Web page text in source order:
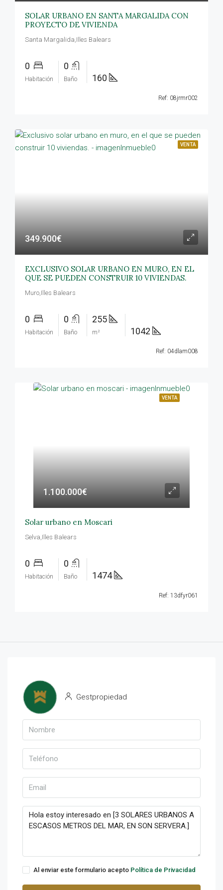
SOLAR URBANO EN SANTA MARGALIDA CON
PROYECTO DE VIVIENDA
Santa Margalida,Illes Balears
0
Habitación
0
Baño 160
Ref: 08jrmr002
VENTA
349.900€
EXCLUSIVO SOLAR URBANO EN MURO, EN EL
QUE SE PUEDEN CONSTRUIR 10 VIVIENDAS.
Muro,Illes Balears
0
Habitación
0
Baño
255
m² 1042
Ref: 04dlam008
VENTA
1.100.000€
Solar urbano en Moscari
Selva,Illes Balears
0
Habitación
0
Baño 1474
Ref: 13dfyr061
Gestpropiedad
Al enviar este formulario acepto Política de Privacidad